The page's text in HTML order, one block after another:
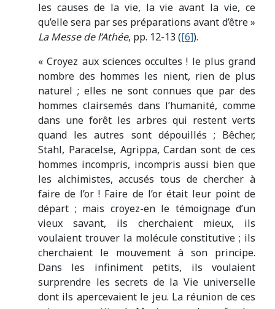
les causes de la vie, la vie avant la vie, ce
qu’elle sera par ses préparations avant d’être »
La Messe de l’Athée, pp. 12-13 ([6]).
« Croyez aux sciences occultes ! le plus grand
nombre des hommes les nient, rien de plus
naturel ; elles ne sont connues que par des
hommes clairsemés dans l’humanité, comme
dans une forêt les arbres qui restent verts
quand les autres sont dépouillés ; Bêcher,
Stahl, Paracelse, Agrippa, Cardan sont de ces
hommes incompris, incompris aussi bien que
les alchimistes, accusés tous de chercher à
faire de l’or ! Faire de l’or était leur point de
départ ; mais croyez-en le témoignage d’un
vieux savant, ils cherchaient mieux, ils
voulaient trouver la molécule constitutive ; ils
cherchaient le mouvement à son principe.
Dans les infiniment petits, ils voulaient
surprendre les secrets de la Vie universelle
dont ils apercevaient le jeu. La réunion de ces